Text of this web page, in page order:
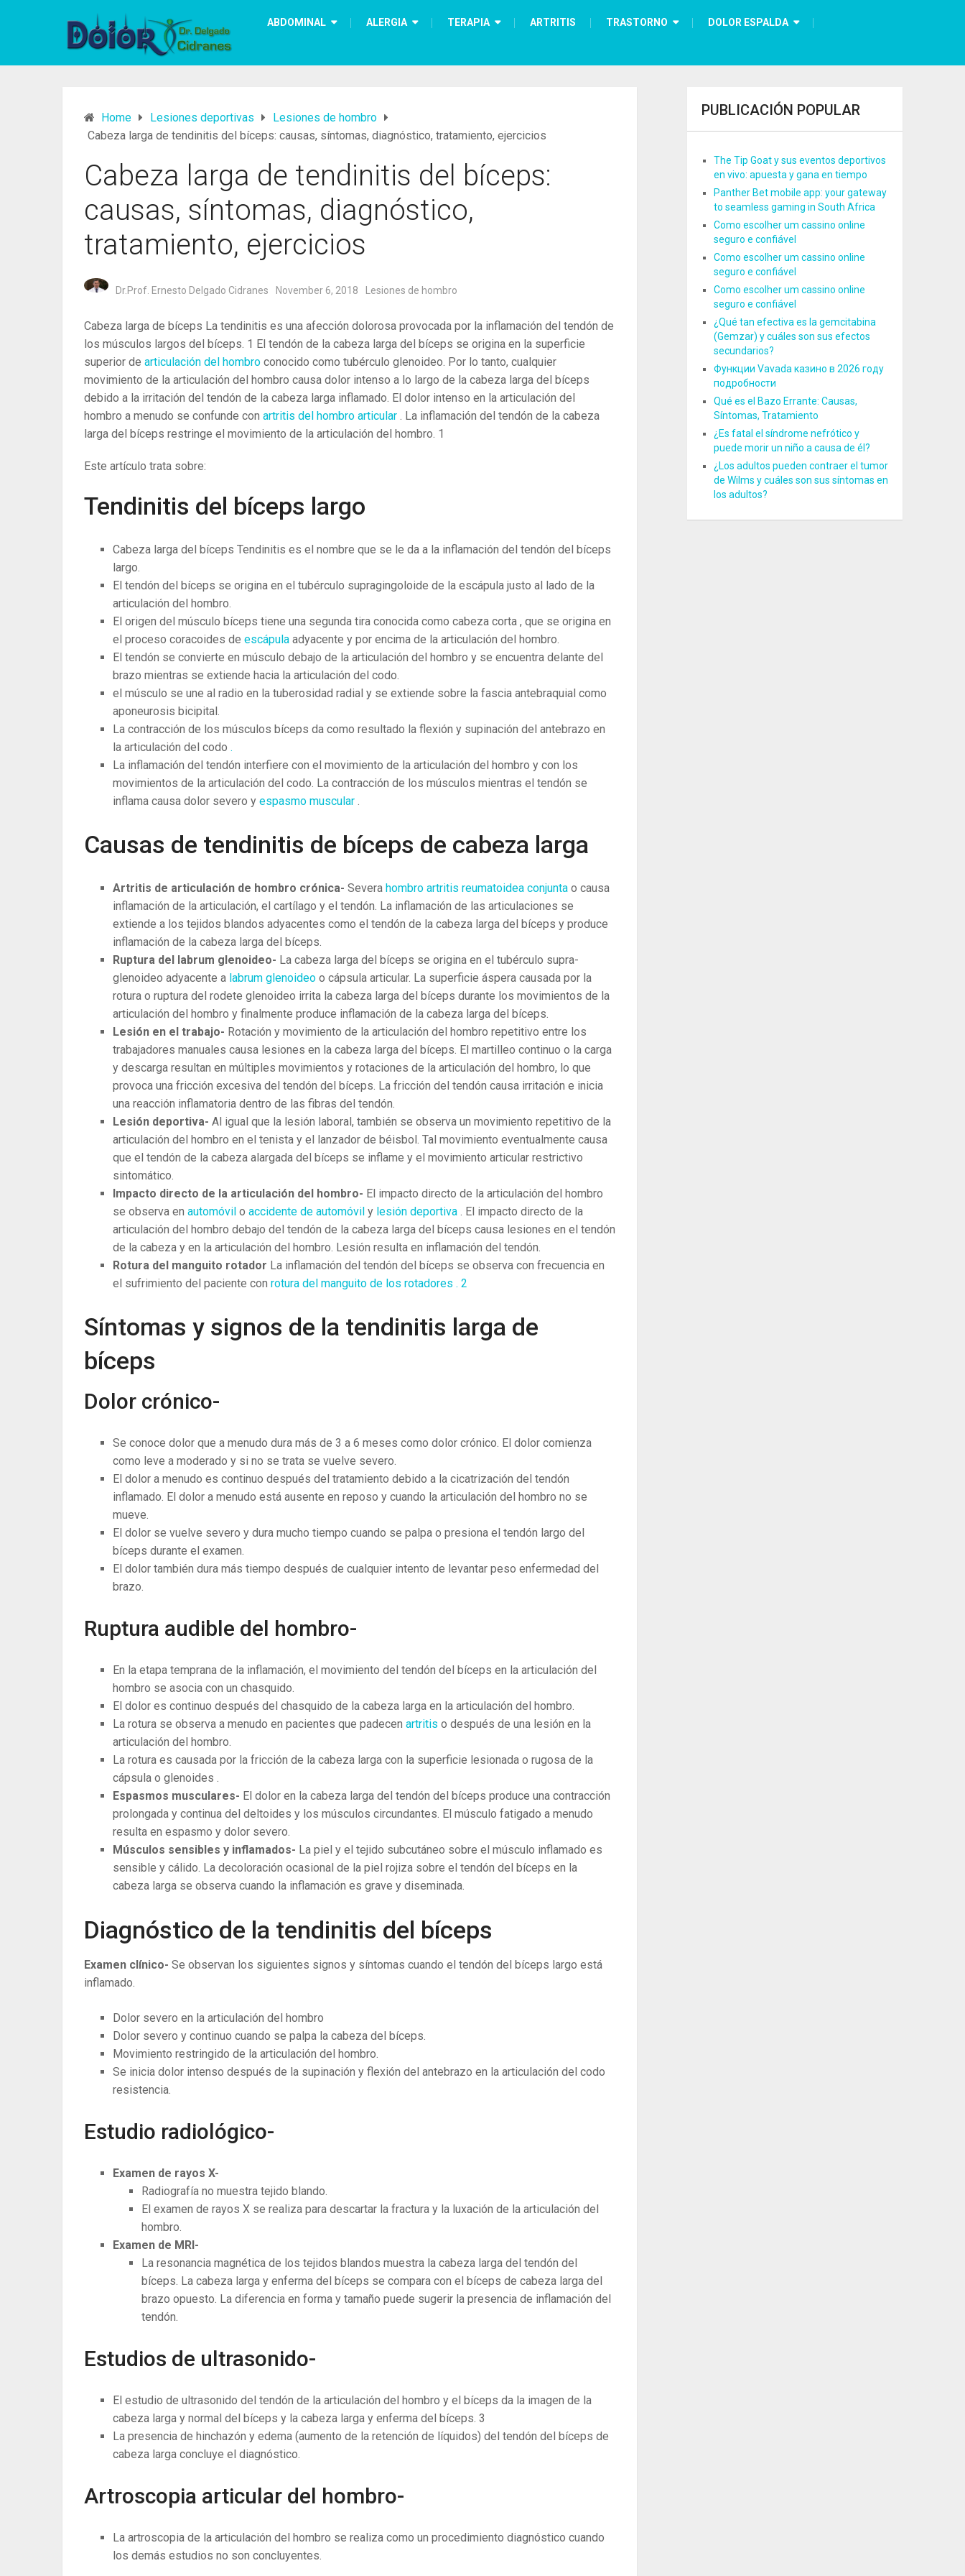
ABDOMINAL ALERGIA TERAPIA ARTRITIS TRASTORNO DOLOR ESPALDA
Home Lesiones deportivas
Lesiones de hombro
Cabeza larga de tendinitis del bíceps: causas, síntomas, diagnóstico, tratamiento, ejercicios
Cabeza larga de tendinitis del bíceps:
causas, síntomas, diagnóstico,
tratamiento, ejercicios
Dr.Prof. Ernesto Delgado Cidranes November 6, 2018 Lesiones de hombro
Cabeza larga de bíceps La tendinitis es una afección dolorosa provocada por la inflamación del tendón de
los músculos largos del bíceps. 1 El tendón de la cabeza larga del bíceps se origina en la superficie
superior de articulación del hombro conocido como tubérculo glenoideo. Por lo tanto, cualquier
movimiento de la articulación del hombro causa dolor intenso a lo largo de la cabeza larga del bíceps
debido a la irritación del tendón de la cabeza larga inflamado. El dolor intenso en la articulación del
hombro a menudo se confunde con artritis del hombro articular . La inflamación del tendón de la cabeza
larga del bíceps restringe el movimiento de la articulación del hombro. 1
Este artículo trata sobre: ​​
Tendinitis del bíceps largo
Cabeza larga del bíceps Tendinitis es el nombre que se le da a la inflamación del tendón del bíceps
largo.
El tendón del bíceps se origina en el tubérculo supragingoloide de la escápula justo al lado de la
articulación del hombro.
El origen del músculo bíceps tiene una segunda tira conocida como cabeza corta , que se origina en
el proceso coracoides de escápula adyacente y por encima de la articulación del hombro.
El tendón se convierte en músculo debajo de la articulación del hombro y se encuentra delante del
brazo mientras se extiende hacia la articulación del codo.
el músculo se une al radio en la tuberosidad radial y se extiende sobre la fascia antebraquial como
aponeurosis bicipital.
La contracción de los músculos bíceps da como resultado la flexión y supinación del antebrazo en
la articulación del codo .
La inflamación del tendón interfiere con el movimiento de la articulación del hombro y con los
movimientos de la articulación del codo. La contracción de los músculos mientras el tendón se
inflama causa dolor severo y espasmo muscular .
Causas de tendinitis de bíceps de cabeza larga
Artritis de articulación de hombro crónica- Severa hombro artritis reumatoidea conjunta o causa
inflamación de la articulación, el cartílago y el tendón. La inflamación de las articulaciones se
extiende a los tejidos blandos adyacentes como el tendón de la cabeza larga del bíceps y produce
inflamación de la cabeza larga del bíceps.
Ruptura del labrum glenoideo- La cabeza larga del bíceps se origina en el tubérculo supra-
glenoideo adyacente a labrum glenoideo o cápsula articular. La superficie áspera causada por la
rotura o ruptura del rodete glenoideo irrita la cabeza larga del bíceps durante los movimientos de la
articulación del hombro y finalmente produce inflamación de la cabeza larga del bíceps.
Lesión en el trabajo- Rotación y movimiento de la articulación del hombro repetitivo entre los
trabajadores manuales causa lesiones en la cabeza larga del bíceps. El martilleo continuo o la carga
y descarga resultan en múltiples movimientos y rotaciones de la articulación del hombro, lo que
provoca una fricción excesiva del tendón del bíceps. La fricción del tendón causa irritación e inicia
una reacción inflamatoria dentro de las fibras del tendón.
Lesión deportiva- Al igual que la lesión laboral, también se observa un movimiento repetitivo de la
articulación del hombro en el tenista y el lanzador de béisbol. Tal movimiento eventualmente causa
que el tendón de la cabeza alargada del bíceps se inflame y el movimiento articular restrictivo
sintomático.
Impacto directo de la articulación del hombro- El impacto directo de la articulación del hombro
se observa en automóvil o accidente de automóvil y lesión deportiva . El impacto directo de la
articulación del hombro debajo del tendón de la cabeza larga del bíceps causa lesiones en el tendón
de la cabeza y en la articulación del hombro. Lesión resulta en inflamación del tendón.
Rotura del manguito rotador La inflamación del tendón del bíceps se observa con frecuencia en
el sufrimiento del paciente con rotura del manguito de los rotadores . 2
Síntomas y signos de la tendinitis larga de
bíceps
Dolor crónico-
Se conoce dolor que a menudo dura más de 3 a 6 meses como dolor crónico. El dolor comienza
como leve a moderado y si no se trata se vuelve severo.
El dolor a menudo es continuo después del tratamiento debido a la cicatrización del tendón
inflamado. El dolor a menudo está ausente en reposo y cuando la articulación del hombro no se
mueve.
El dolor se vuelve severo y dura mucho tiempo cuando se palpa o presiona el tendón largo del
bíceps durante el examen.
El dolor también dura más tiempo después de cualquier intento de levantar peso enfermedad del
brazo.
Ruptura audible del hombro-
En la etapa temprana de la inflamación, el movimiento del tendón del bíceps en la articulación del
hombro se asocia con un chasquido.
El dolor es continuo después del chasquido de la cabeza larga en la articulación del hombro.
La rotura se observa a menudo en pacientes que padecen artritis o después de una lesión en la
articulación del hombro.
La rotura es causada por la fricción de la cabeza larga con la superficie lesionada o rugosa de la
cápsula o glenoides .
Espasmos musculares- El dolor en la cabeza larga del tendón del bíceps produce una contracción
prolongada y continua del deltoides y los músculos circundantes. El músculo fatigado a menudo
resulta en espasmo y dolor severo.
Músculos sensibles y inflamados- La piel y el tejido subcutáneo sobre el músculo inflamado es
sensible y cálido. La decoloración ocasional de la piel rojiza sobre el tendón del bíceps en la
cabeza larga se observa cuando la inflamación es grave y diseminada.
Diagnóstico de la tendinitis del bíceps
Examen clínico- Se observan los siguientes signos y síntomas cuando el tendón del bíceps largo está
inflamado.
Dolor severo en la articulación del hombro
Dolor severo y continuo cuando se palpa la cabeza del bíceps.
Movimiento restringido de la articulación del hombro.
Se inicia dolor intenso después de la supinación y flexión del antebrazo en la articulación del codo
resistencia.
Estudio radiológico-
Examen de rayos X-
Radiografía no muestra tejido blando.
El examen de rayos X se realiza para descartar la fractura y la luxación de la articulación del
hombro.
Examen de MRI-
La resonancia magnética de los tejidos blandos muestra la cabeza larga del tendón del
bíceps. La cabeza larga y enferma del bíceps se compara con el bíceps de cabeza larga del
brazo opuesto. La diferencia en forma y tamaño puede sugerir la presencia de inflamación del
tendón.
Estudios de ultrasonido-
El estudio de ultrasonido del tendón de la articulación del hombro y el bíceps da la imagen de la
cabeza larga y normal del bíceps y la cabeza larga y enferma del bíceps. 3
La presencia de hinchazón y edema (aumento de la retención de líquidos) del tendón del bíceps de
cabeza larga concluye el diagnóstico.
Artroscopia articular del hombro-
La artroscopia de la articulación del hombro se realiza como un procedimiento diagnóstico cuando
los demás estudios no son concluyentes.
PUBLICACIÓN POPULAR
The Tip Goat y sus eventos deportivos
en vivo: apuesta y gana en tiempo
Panther Bet mobile app: your gateway
to seamless gaming in South Africa
Como escolher um cassino online
seguro e confiável
Como escolher um cassino online
seguro e confiável
Como escolher um cassino online
seguro e confiável
¿Qué tan efectiva es la gemcitabina
(Gemzar) y cuáles son sus efectos
secundarios?
Функции Vavada казино в 2026 году
подробности
Qué es el Bazo Errante: Causas,
Síntomas, Tratamiento
¿Es fatal el síndrome nefrótico y
puede morir un niño a causa de él?
¿Los adultos pueden contraer el tumor
de Wilms y cuáles son sus síntomas en
los adultos?